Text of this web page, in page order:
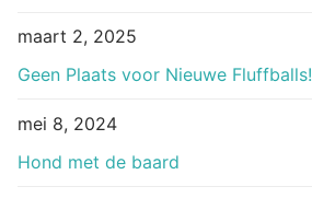
maart 2, 2025
Geen Plaats voor Nieuwe Fluffballs!
mei 8, 2024
Hond met de baard